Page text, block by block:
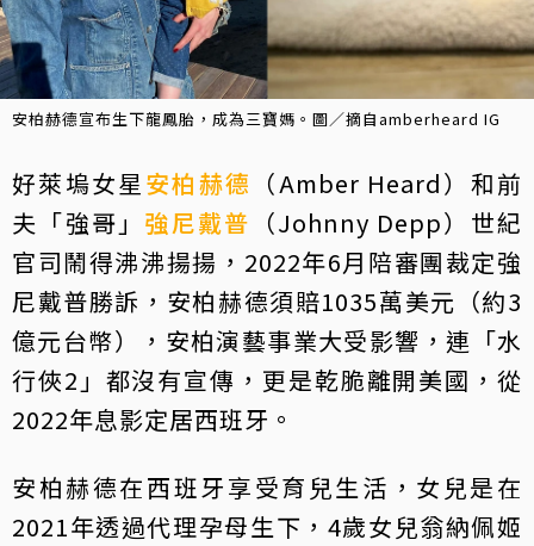
安柏赫德宣布生下龍鳳胎，成為三寶媽。圖／摘自amberheard IG
好萊塢女星 安柏赫德 （Amber Heard）和前
夫「強哥」 強尼戴普 （Johnny Depp）世紀
官司鬧得沸沸揚揚，2022年6月陪審團裁定強
尼戴普勝訴，安柏赫德須賠1035萬美元（約3
億元台幣），安柏演藝事業大受影響，連「水
行俠2」都沒有宣傳，更是乾脆離開美國，從
2022年息影定居西班牙。
安柏赫德在西班牙享受育兒生活，女兒是在
2021年透過代理孕母生下，4歲女兒翁納佩姬